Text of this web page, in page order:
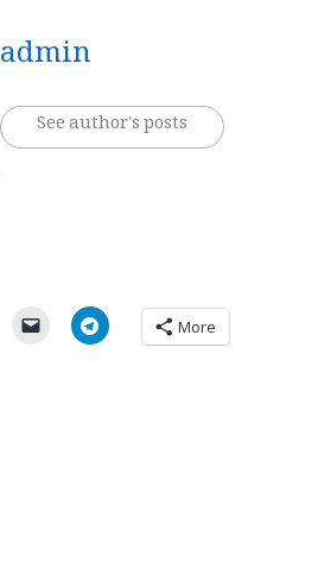
admin
See author's posts
More